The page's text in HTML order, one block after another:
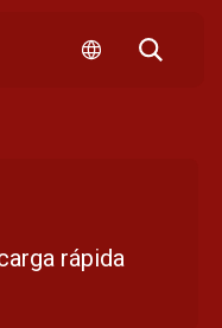
rápida